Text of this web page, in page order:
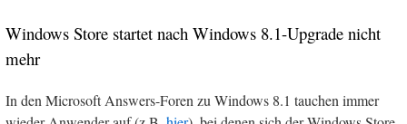
Windows Store startet nach Windows 8.1-Upgrade nicht
mehr
In den Microsoft Answers-Foren zu Windows 8.1 tauchen immer